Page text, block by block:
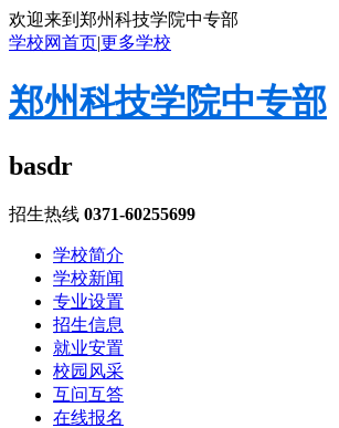
欢迎来到郑州科技学院中专部
学校网首页|更多学校
郑州科技学院中专部
basdr
招生热线 0371-60255699
学校简介
学校新闻
专业设置
招生信息
就业安置
校园风采
互问互答
在线报名